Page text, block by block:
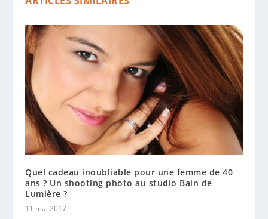
Quel cadeau inoubliable pour une femme de 40
ans ? Un shooting photo au studio Bain de
Lumière ?
11 mai 2017